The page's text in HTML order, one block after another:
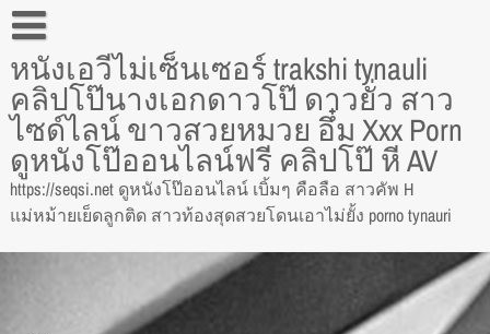
Skip
content
Blog
Contact
Lets get your new site up and running in no time!
Pin Posts
หนังเอวีไม่เซ็นเซอร์ trakshi tynauli
คลิปโป๊นางเอกดาวโป๊ ดาวยั่ว สาว
ไซด์ไลน์ ขาวสวยหมวย อึ๋ม Xxx Porn
ดูหนังโป๊ออนไลน์ฟรี คลิปโป๊ หี AV
https://seqsi.net ดูหนังโป๊ออนไลน์ เบิ้มๆ คือลือ สาวคัพ H
แม่หม้ายเย็ดลูกติด สาวท้องสุดสวยโดนเอาไม่ยั้ง porno tynauri